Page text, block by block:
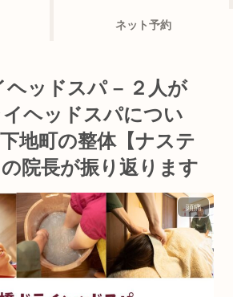
ネット予約
ヘッドスパ – ２人が
ヘッドスパについ
地町の整体【ナステ
院長が振り返ります
頭痛